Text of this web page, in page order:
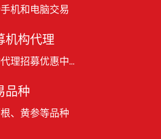
机和电脑交易
机构代理
理招募优惠中...
品种
、黄参等品种